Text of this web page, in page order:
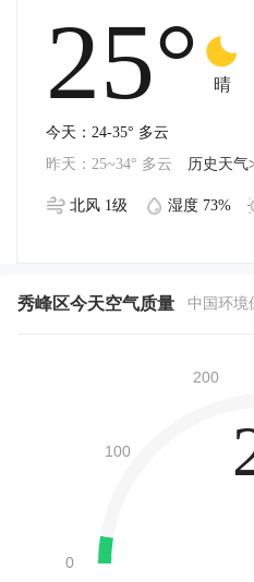
25° 晴
今天：24-35° 多云
昨天：25~34° 多云
历史天气
北风 1级 湿度 73%
秀峰区今天空气质量 中国环境